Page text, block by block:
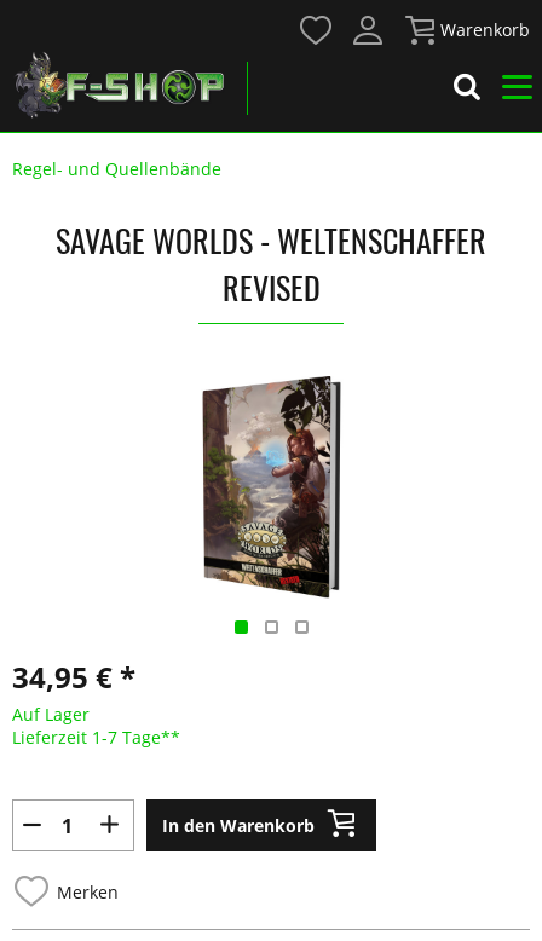
Warenkorb
Regel- und Quellenbände
SAVAGE WORLDS - WELTENSCHAFFER
REVISED
34,95 € *
Auf Lager
Lieferzeit 1-7 Tage**
In den Warenkorb
Merken